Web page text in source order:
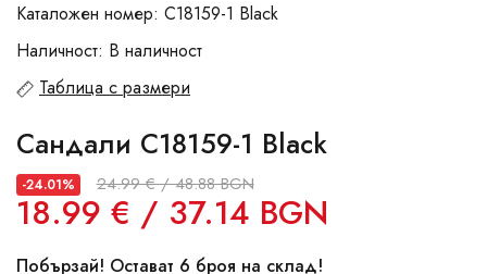
Каталожен номер: C18159-1 Black
Наличност: В наличност
Таблица с размери
Сандали C18159-1 Black
-24.01% 24.99 € / 48.88 BGN
18.99 € / 37.14 BGN
Побързай! Остават 6 броя на склад!